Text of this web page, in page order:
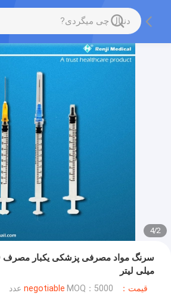
2
/
4
میلی لیتر
قیمت：negotiable MOQ：5000 عدد